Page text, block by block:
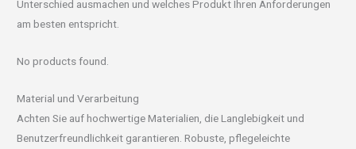
Unterschied ausmachen und welches Produkt Ihren Anforderungen
am besten entspricht.
No products found.
Material und Verarbeitung
Achten Sie auf hochwertige Materialien, die Langlebigkeit und
Benutzerfreundlichkeit garantieren. Robuste, pflegeleichte